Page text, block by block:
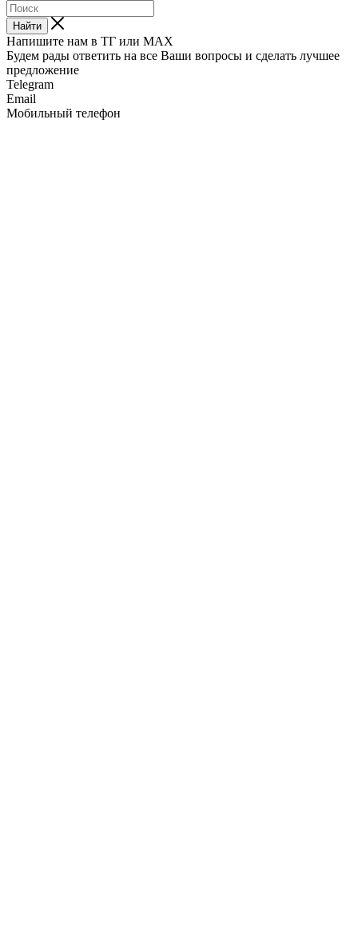
Найти
Напишите нам в ТГ или MAX
Будем рады ответить на все Ваши вопросы и сделать лучшее
предложение
Telegram
Email
Мобильный телефон